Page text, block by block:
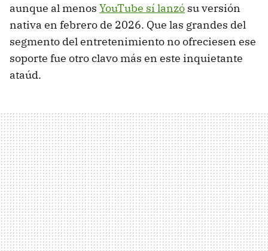
aunque al menos YouTube sí lanzó su versión
nativa en febrero de 2026. Que las grandes del
segmento del entretenimiento no ofreciesen ese
soporte fue otro clavo más en este inquietante
ataúd.